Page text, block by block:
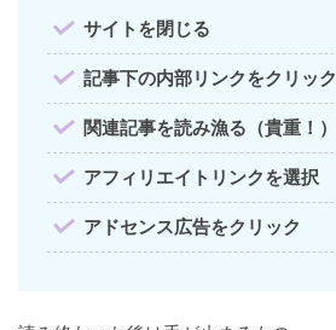
サイトを閉じる
記事下の内部リンクをクリック
関連記事を読み漁る（貴重！）
アフィリエイトリンクを選択
アドセンス広告をクリック